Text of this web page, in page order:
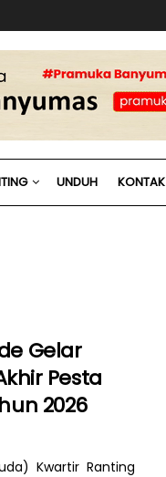
UNDUH KONTAK
Gelar
Pesta
2026
Kwartir Ranting